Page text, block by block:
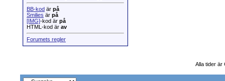
BB-kod är på
Smilies är på
[IMG]-kod är på
HTML-kod är av
Forumets regler
Alla tider är